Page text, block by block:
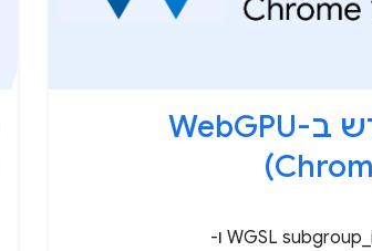
מה חדש ב-WebGPU ‏
התוספים WGSL subgroup_id ו-